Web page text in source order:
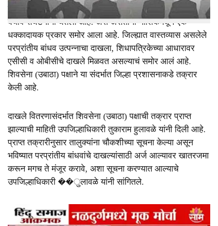
मराठा समाजाला ओबीसींमधून आरक्षण नको, अशी भूमिका ओबीसी
बचाव संघटनांनी घेतली आहे. असे असताना नाशिकमधून एक
धक्कादायक प्रकार समोर आला आहे. जिल्ह्यात वास्तव्यास असलेले
परप्रांतीय बांधव उत्पन्नाचा दाखला, शिधापत्रिकेच्या आधारावर
एसीसी व ओबीसीचे दाखले मिळवत असल्याचं समोर आलं आहे.
शिवसेना (उबाठा) पक्षाने या संदर्भात जिल्हा प्रशासनाकडे तक्रार
केली आहे.
दाखले वितरणासंदर्भात शिवसेना (उबाठा) पक्षाची तक्रार प्राप्त
झाल्याची माहिती उपजिल्हाधिकारी तुकाराम हुलावळे यांनी दिली आहे.
प्राप्त तक्रारीनुसार तालुक्यांना चौकशीच्या सूचना केल्या असून
भविष्यात परप्रांतीय बांधवांचे दाखल्यांसाठी अर्ज आल्यावर खातरजमा
करून मगच ते मंजूर करावे, अशा सूचना करण्यात आल्याचे
उपजिल्हाधिकारी ��ुलावळे यांनी सांगितले.